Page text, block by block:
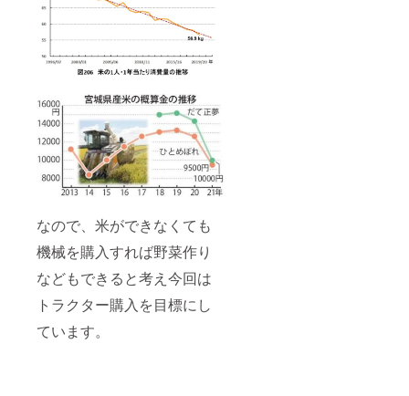
なので、米ができなくても
機械を購入すれば野菜作り
などもできると考え今回は
トラクター購入を目標にし
ています。